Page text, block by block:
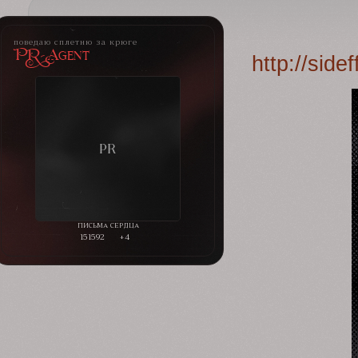
поведаю сплетню за крюге
PR-Agent
151592 +4
http://